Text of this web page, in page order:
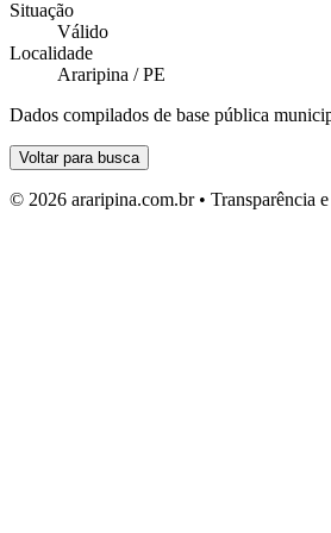
Situação
Válido
Localidade
Araripina / PE
Dados compilados de base pública
Voltar para busca
© 2026 araripina.com.br • Transparência